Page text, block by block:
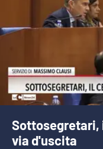
Sottosegretari,
via d'uscita